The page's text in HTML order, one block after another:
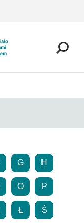
G H
O P
Ł Ś